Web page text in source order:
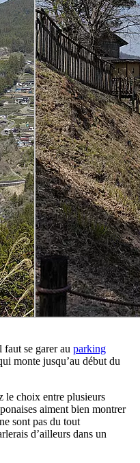
faut se garer au parking
monte jusqu’au début du
le choix entre plusieurs
aiment bien montrer
sont pas du tout
d’ailleurs dans un